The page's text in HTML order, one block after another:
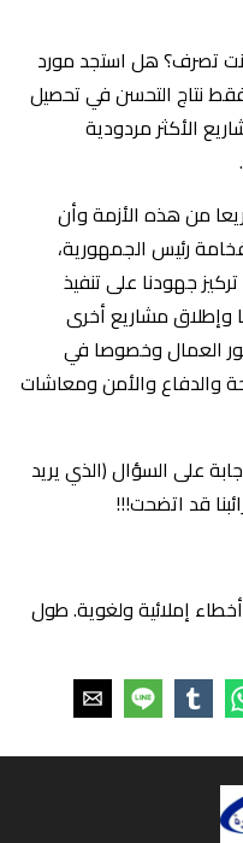
تصرف؟ هل استجد مورد
نتاج التحسن في تحصيل
الأكثر مردودية
من هذه الأزمة وأن
رئيس الجمهورية،
جهودنا على تنفيذ
وإطلاق مشاريع أخرى
العمال وخصوصا في
والدفاع والأمن ومعاشات
على السؤال (الذي يريد
قد اتضحت!!!
إملائية ولغوية. طول